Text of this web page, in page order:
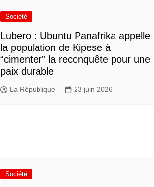
Société
Lubero : Ubuntu Panafrika appelle
la population de Kipese à
“cimenter” la reconquête pour une
paix durable
La République 23 juin 2026
Société